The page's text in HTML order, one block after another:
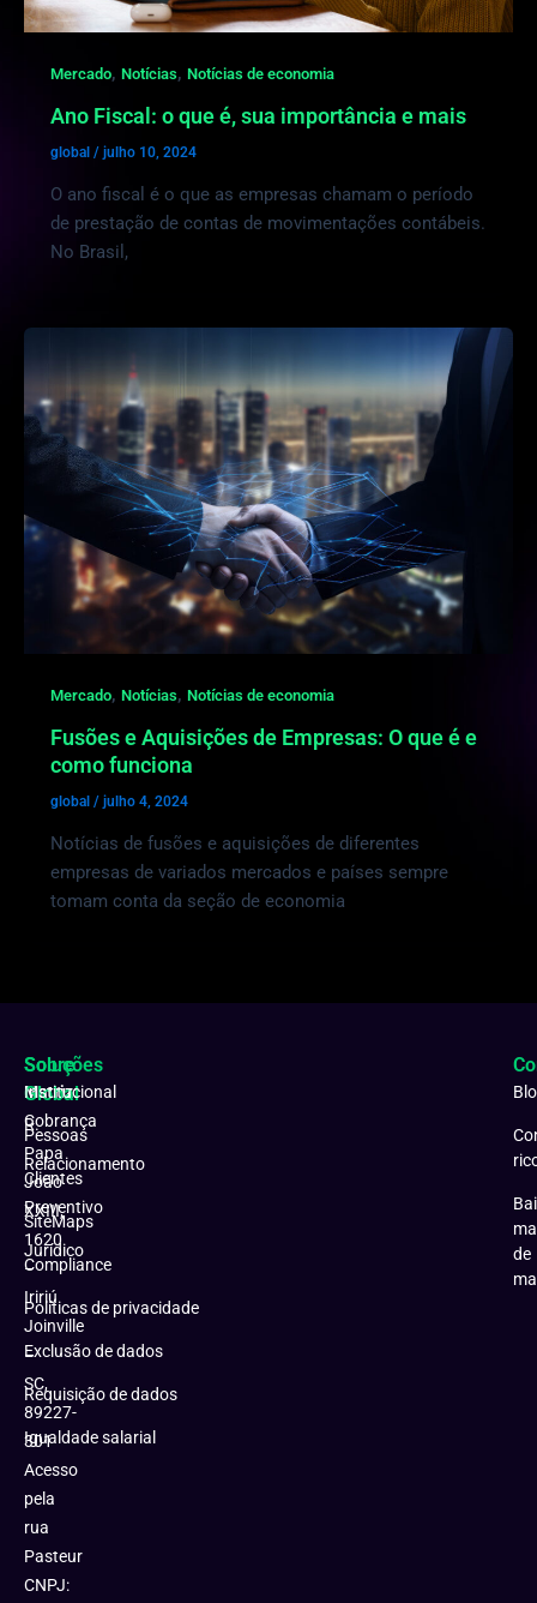
Mercado, Notícias, Notícias de economia
Ano Fiscal: o que é, sua importância e mais
global / julho 10, 2024
O ano fiscal é o que as empresas chamam o período
de prestação de contas de movimentações contábeis.
No Brasil,
Mercado, Notícias, Notícias de economia
Fusões e Aquisições de Empresas: O que é e
como funciona
global / julho 4, 2024
Notícias de fusões e aquisições de diferentes
empresas de variados mercados e países sempre
tomam conta da seção de economia
Matriz:
R.
Papa
João
XXIII,
1620
–
Iririú
Joinville
–
SC,
89227-
301
Acesso
pela
rua
Pasteur
CNPJ:
Soluções
Global
Cobrança
Relacionamento
Preventivo
Jurídico
Sobre
Institucional
Pessoas
Clientes
SiteMaps
Compliance
Políticas de privacidade
Exclusão de dados
Requisição de dados
Igualdade salarial
de